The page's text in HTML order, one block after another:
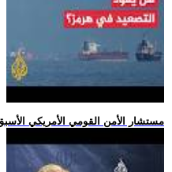
.. مستشار الأمن القومي الأمريكي